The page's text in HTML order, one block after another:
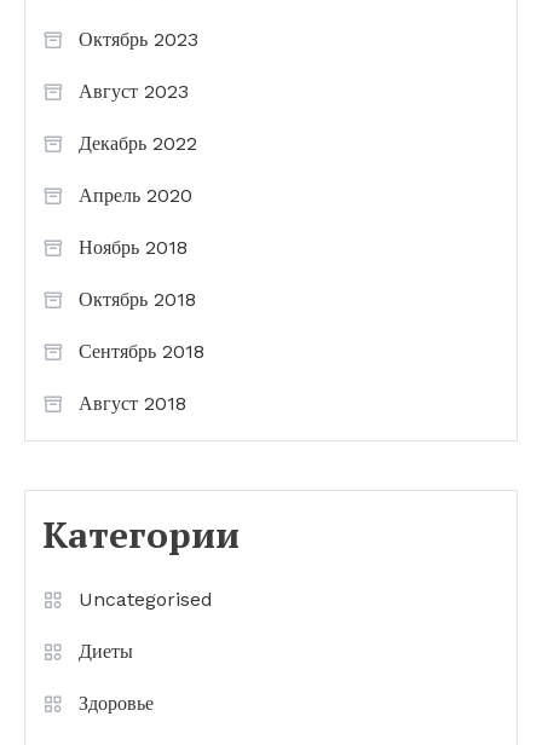
Октябрь 2023
Август 2023
Декабрь 2022
Апрель 2020
Ноябрь 2018
Октябрь 2018
Сентябрь 2018
Август 2018
Категории
Uncategorised
Диеты
Здоровье